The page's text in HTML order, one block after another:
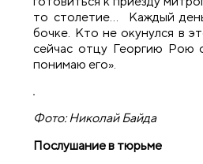
то столетие… Каждый
бочке. Кто не окунулся в
сейчас отцу Георгию Рою
понимаю его».
Фото: Николай Байда
Послушание в тюрьме